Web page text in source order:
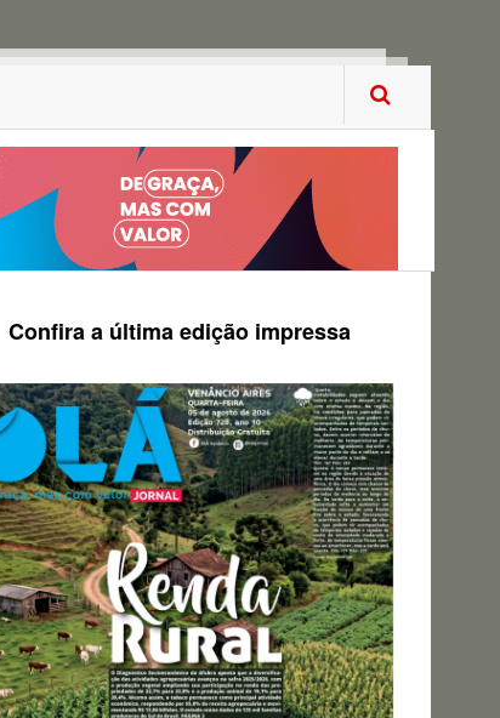
Confira a última edição impressa